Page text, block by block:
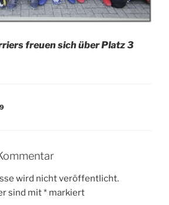
freuen sich über Platz 3
wird nicht veröffentlicht.
sind mit* markiert